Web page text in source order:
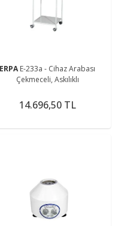
ERPAE-233a - Cihaz Arabası
Çekmeceli, Askılıklı
14.696,50 TL